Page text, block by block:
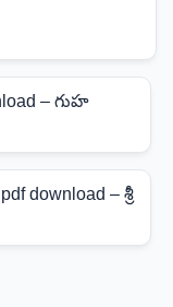
– గుహ
download – శ్రీ